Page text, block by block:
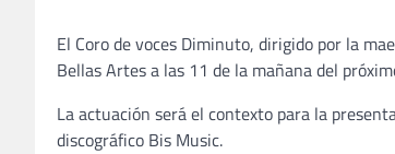
El Coro de voces Diminuto, dirigido por la
Bellas Artes a las 11 de la mañana del
La actuación será el contexto para la
discográfico Bis Music.